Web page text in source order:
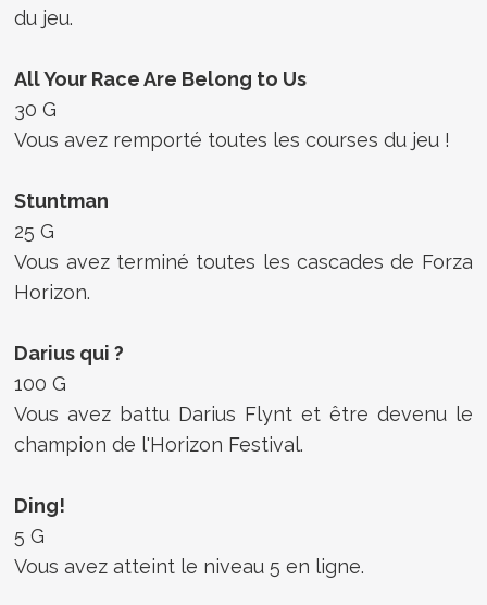
du jeu.
All Your Race Are Belong to Us
30 G
Vous avez remporté toutes les courses du jeu !
Stuntman
25 G
Vous avez terminé toutes les cascades de Forza
Horizon.
Darius qui ?
100 G
Vous avez battu Darius Flynt et être devenu le
champion de l'Horizon Festival.
Ding!
5 G
Vous avez atteint le niveau 5 en ligne.